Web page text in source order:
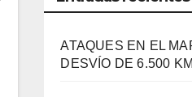
ATAQUES EN EL
DESVÍO DE 6.500 KM